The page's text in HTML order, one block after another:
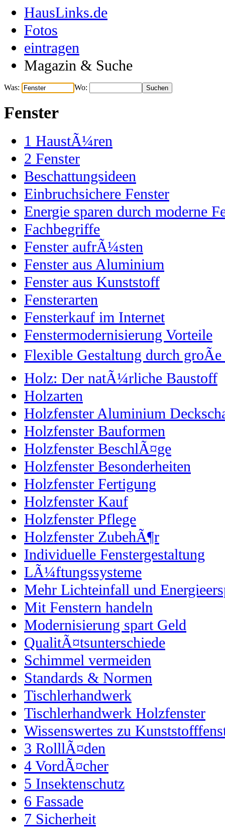
HausLinks.de
Fotos
eintragen
Magazin & Suche
Was: Wo:
Fenster
1 HaustÃ¼ren
2 Fenster
Beschattungsideen
Einbruchsichere Fenster
Energie sparen durch moderne
Fachbegriffe
Fenster aufrÃ¼sten
Fenster aus Aluminium
Fenster aus Kunststoff
Fensterarten
Fensterkauf im Internet
Fenstermodernisierung Vorteile
Flexible Gestaltung durch
Holz: Der natÃ¼rliche Baustoff
Holzarten
Holzfenster Aluminium
Holzfenster Bauformen
Holzfenster BeschlÃ¤ge
Holzfenster Besonderheiten
Holzfenster Fertigung
Holzfenster Kauf
Holzfenster Pflege
Holzfenster ZubehÃ¶r
Individuelle Fenstergestaltung
LÃ¼ftungssysteme
Mehr Lichteinfall und
Mit Fenstern handeln
Modernisierung spart Geld
QualitÃ¤tsunterschiede
Schimmel vermeiden
Standards & Normen
Tischlerhandwerk
Tischlerhandwerk Holzfenster
Wissenswertes zu
3 RolllÃ¤den
4 VordÃ¤cher
5 Insektenschutz
6 Fassade
7 Sicherheit